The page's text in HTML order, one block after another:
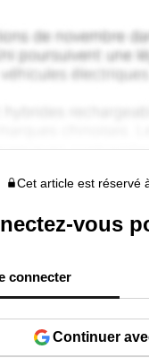
Cet article est réservé
vous
connecter
Continuer